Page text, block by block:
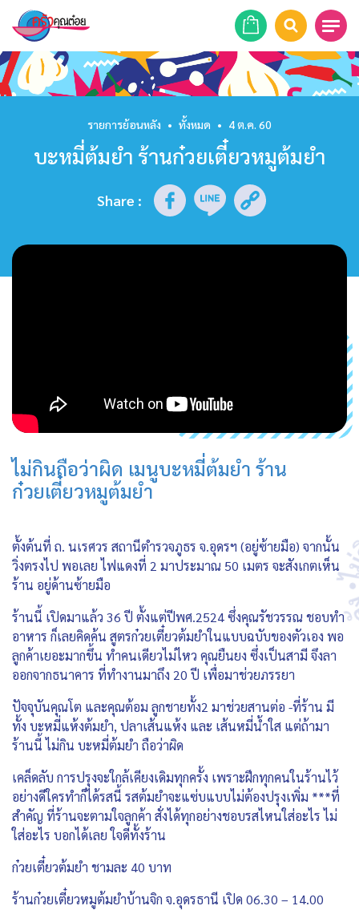
หน้าแรก
ร้านอาหาร
รายการย้อนหลัง
รายการย้อนหลัง • ทั้งหมด • 4 ต.ค. 60
บะหมี่ต้มยำ ร้านก๋วยเตี๋ยวหมูต้มยำ
Share :
ไม่กินถือว่าผิด เมนูบะหมี่ต้มยำ ร้าน
ก๋วยเตี๋ยวหมูต้มยำ
ตั้งต้นที่ ถ. นเรศวร สถานีตำรวจภูธร จ.อุดรฯ (อยู่ซ้ายมือ) จากนั้น
วิ่งตรงไป พอเลย ไฟแดงที่ 2 มาประมาณ 50 เมตร จะสังเกตเห็น
ร้าน อยู่ด้านซ้ายมือ
ร้านนี้ เปิดมาแล้ว 36 ปี ตั้งแต่ปีพศ.2524 ซึ่งคุณรัชวรรณ ชอบทำ
อาหาร ก็เลยคิดค้น สูตรก๋วยเตี๋ยวต้มยำในแบบฉบับของตัวเอง พอ
ลูกค้าเยอะมากขึ้น ทำคนเดียวไม่ไหว คุณยืนยง ซึ่งเป็นสามี จึงลา
ออกจากธนาคาร ที่ทำงานมาถึง 20 ปี เพื่อมาช่วยภรรยา
ปัจจุบันคุณโต และคุณต้อม ลูกชายทั้ง2 มาช่วยสานต่อ -ที่ร้าน มี
ทั้ง บะหมี่แห้งต้มยำ, ปลาเส้นแห้ง และ เส้นหมี่น้ำใส แต่ถ้ามา
ร้านนี้ ไม่กิน บะหมี่ต้มยำ ถือว่าผิด
เคล็ดลับ การปรุงจะใกล้เคียงเดิมทุกครั้ง เพราะฝึกทุกคนในร้านไว้
อย่างดีใครทำก็ได้รสนี้ รสต้มยำจะแซ่บแบบไม่ต้องปรุงเพิ่ม ***ที่
สำคัญ ที่ร้านจะตามใจลูกค้า สั่งได้ทุกอย่างชอบรสไหนใส่อะไร ไม่
ใส่อะไร บอกได้เลย ใจดีทั้งร้าน
ก๋วยเตี๋ยวต้มยำ ชามละ 40 บาท
ร้านก๋วยเตี๋ยวหมูต้มยำบ้านจิก จ.อุดรธานี เปิด 06.30 – 14.00